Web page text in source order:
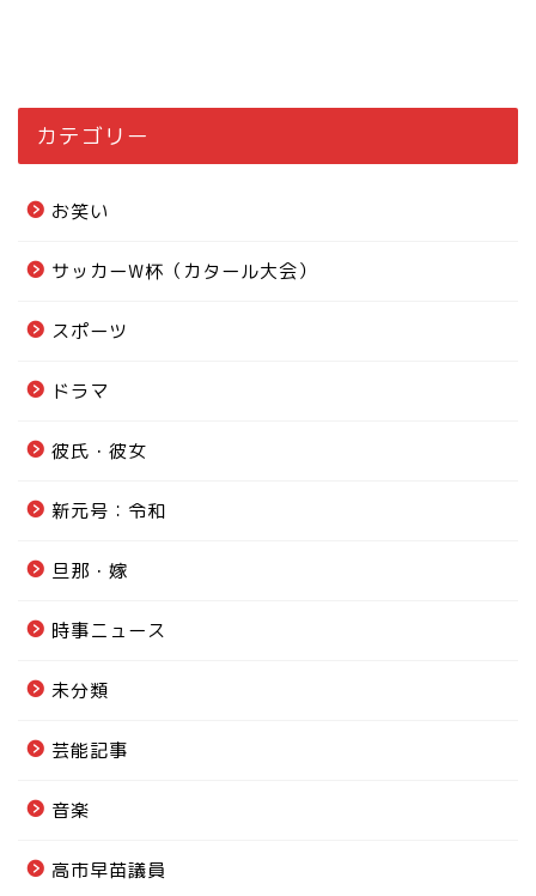
カテゴリー
お笑い
サッカーW杯（カタール大会）
スポーツ
ドラマ
彼氏・彼女
新元号：令和
旦那・嫁
時事ニュース
未分類
芸能記事
音楽
高市早苗議員